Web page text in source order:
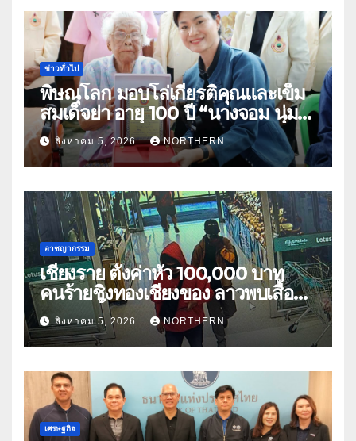
ข่าวทั่วไป
พิษณุโลก มอบโล่เกียรติคุณและเข็ม
สมเด็จย่า อายุ 100 ปี “นางจอม นุ่ม
เนตร” ตำบลบ้านกร่าง อำเภอเมือง
สิงหาคม 5, 2026 NORTHERN
อาชญากรรม
เชียงราย ตั้งค่าหัว 100,000 บาท
คนร้ายชิงทองเชียงของ ลาวพบเสื้อผ้า
คนร้ายตั้งจุดตรวจตามเส้นทาง
สิงหาคม 5, 2026 NORTHERN
เศรษฐกิจ